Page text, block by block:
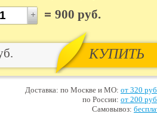
900 руб.
КУПИТЬ
Доставка: по Москве и МО: от 320
по России: от 200
Самовывоз: